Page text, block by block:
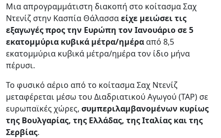
Μια απρογραμμάτιστη διακοπή στο κοίτασμα Σαχ
Ντενίζ στην Κασπία Θάλασσαείχε μειώσει τις
εξαγωγές προς την Ευρώπη τον Ιανουάριο σε 5
εκατομμύρια κυβικά μέτρα/ημέρααπό 8,5
εκατομμύρια κυβικά μέτρα/ημέρα τον ίδιο μήνα
πέρυσι.
Το φυσικό αέριο από το κοίτασμα Σαχ Ντενίζ
μεταφέρεται μέσω του Διαδριατικού Αγωγού (TAP) σε
ευρωπαϊκές χώρες, συμπεριλαμβανομένων κυρίως
της Βουλγαρίας, της Ελλάδας, της Ιταλίας και της
Σερβίας.